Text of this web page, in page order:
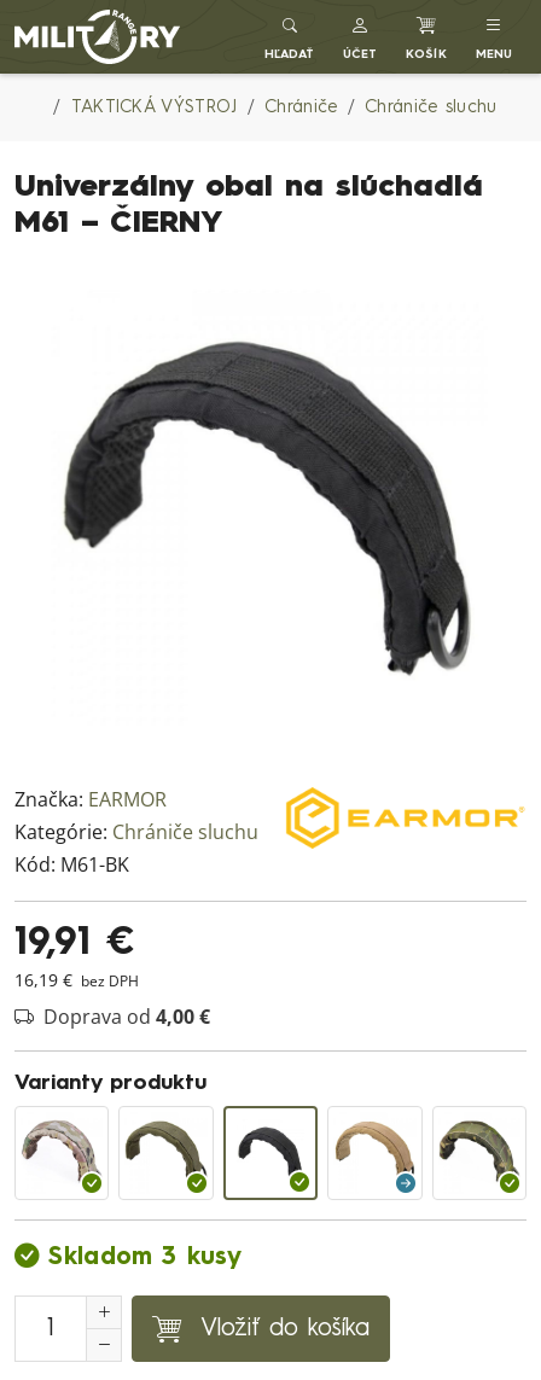
Army shop MILITARY RANGE SK
HĽADAŤ ÚČET KOŠÍK MENU
TAKTICKÁ VÝSTROJ Chrániče Chrániče sluchu
Univerzálny obal na slúchadlá
M61 – ČIERNY
Značka: EARMOR
Kategórie: Chrániče sluchu
Kód: M61-BK
19,91 €
16,19 € bez DPH
Doprava od 4,00 €
Varianty produktu
Skladom 3 kusy
Vložiť do košíka